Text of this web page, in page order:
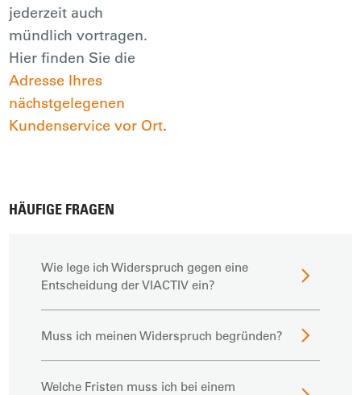
jederzeit auch
mündlich vortragen.
Hier finden Sie die
Adresse Ihres
nächstgelegenen
Kundenservice vor Ort.
HÄUFIGE FRAGEN
Wie lege ich Widerspruch gegen eine
Entscheidung der VIACTIV ein?
Muss ich meinen Widerspruch begründen?
Welche Fristen muss ich bei einem